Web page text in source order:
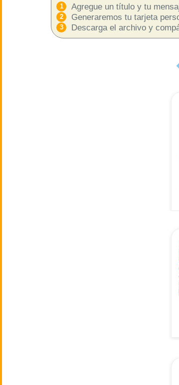
Agregue un título y tu
Generaremos tu tarjeta
Descarga el archivo y